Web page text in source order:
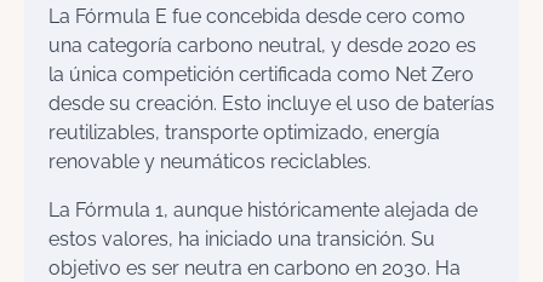
La Fórmula E fue concebida desde cero como
una categoría carbono neutral, y desde 2020 es
la única competición certificada como Net Zero
desde su creación. Esto incluye el uso de baterías
reutilizables, transporte optimizado, energía
renovable y neumáticos reciclables.
La Fórmula 1, aunque históricamente alejada de
estos valores, ha iniciado una transición. Su
objetivo es ser neutra en carbono en 2030. Ha